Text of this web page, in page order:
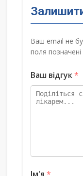
Ваш email не
поля
Ваш відгук*